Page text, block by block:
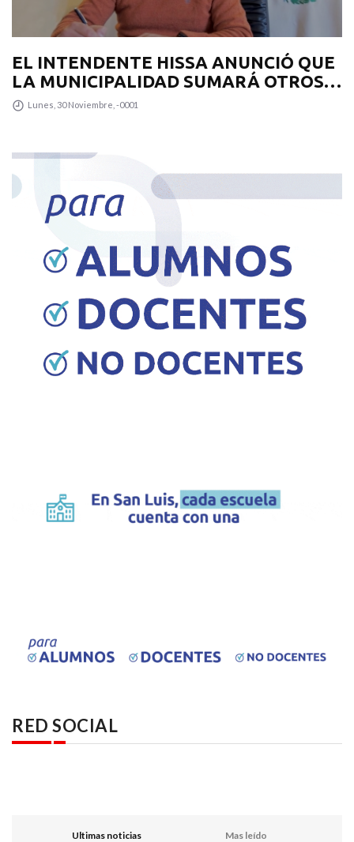
EL INTENDENTE HISSA ANUNCIÓ QUE
LA MUNICIPALIDAD SUMARÁ OTROS
12 COLECTIVOS 0KM PARA
Lunes, 30 Noviembre, -0001
RED SOCIAL
Ultimas noticias Mas leído